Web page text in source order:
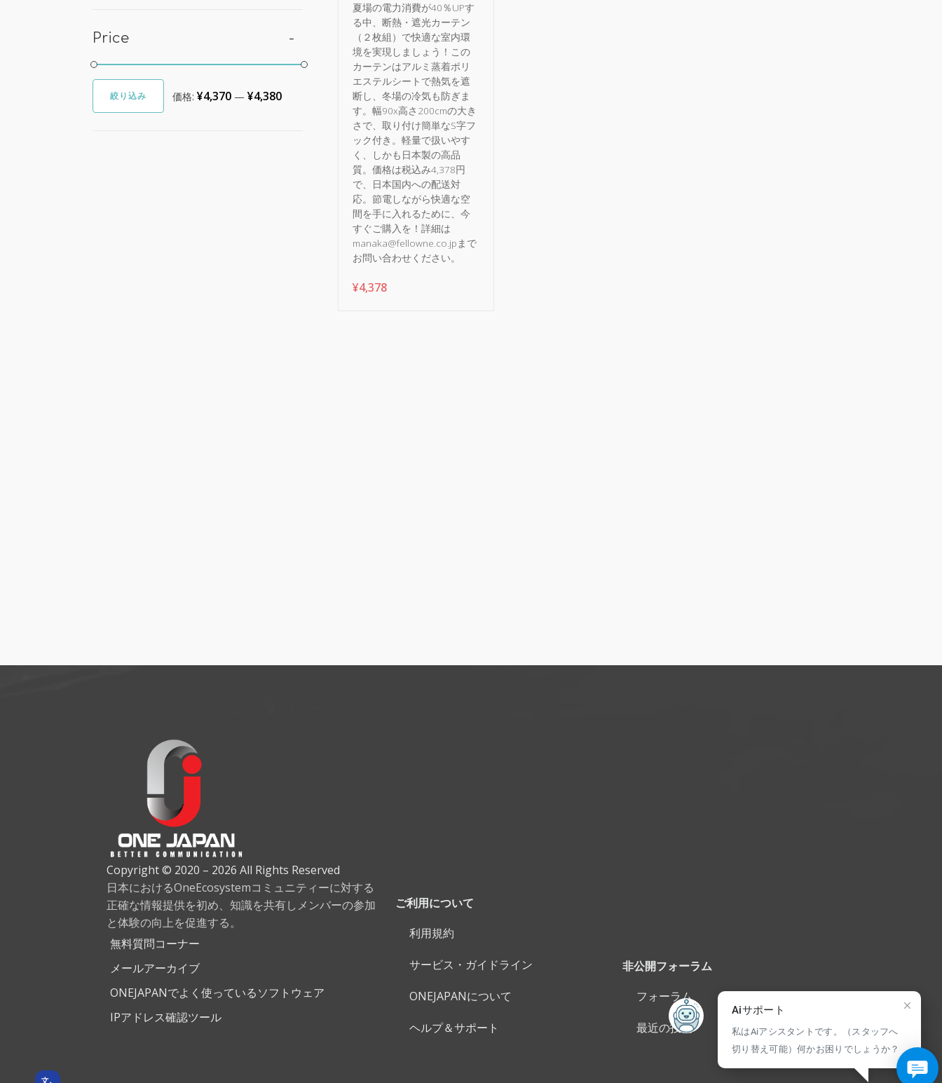
Price
最
最
絞り込み 価格:¥4,370 —¥4,380
夏場の電力消費が40％UPす
る中、断熱・遮光カーテン
（２枚組）で快適な室内環
境を実現しましょう！この
カーテンはアルミ蒸着ポリ
エステルシートで熱気を遮
断し、冬場の冷気も防ぎま
す。幅90x高さ200cmの大き
さで、取り付け簡単なS字フ
ック付き。軽量で扱いやす
く、しかも日本製の高品
質。価格は税込み4,378円
で、日本国内への配送対
応。節電しながら快適な空
間を手に入れるために、今
すぐご購入を！詳細は
manaka@fellowne.co.jpまで
お問い合わせください。
¥4,378
Copyright © 2020 – 2026 All Rights Reserved
日本におけるOneEcosystemコミュニティーに対する
正確な情報提供を初め、知識を共有しメンバーの参加
と体験の向上を促進する。
無料質問コーナー
メールアーカイブ
ONEJAPANでよく使っているソフトウェア
IPアドレス確認ツール
ご利用について
利用規約
サービス・ガイドライン
ONEJAPANについて
ヘルプ＆サポート
非公開フォーラム
フォーラム
最近の投稿
Aiサポート
私はAiアシスタントです。（スタッフへ
切り替え可能）何かお困りでしょうか？